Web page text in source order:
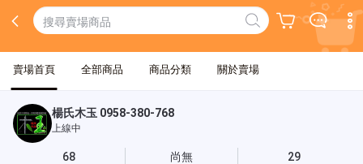
賣場首頁 全部商品 商品分類 關於賣場
楊氏木玉 0958-380-768
上線中
68 尚無 29